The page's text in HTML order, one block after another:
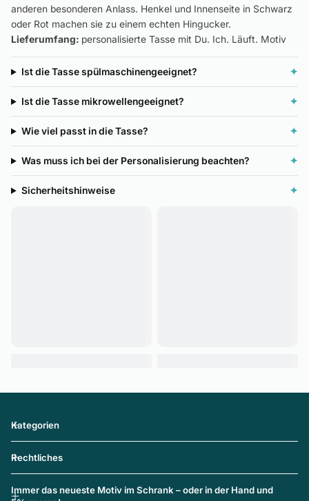
anderen besonderen Anlass. Henkel und Innenseite in Schwarz
oder Rot machen sie zu einem echten Hingucker.
Lieferumfang: personalisierte Tasse mit Du. Ich. Läuft. Motiv
Ist die Tasse spülmaschinengeeignet? ✦
Ist die Tasse mikrowellengeeignet? ✦
Wie viel passt in die Tasse? ✦
Was muss ich bei der Personalisierung beachten? ✦
Sicherheitshinweise ✦
Kategorien
Rechtliches
Immer das neueste Motiv im Schrank – oder in der Hand und